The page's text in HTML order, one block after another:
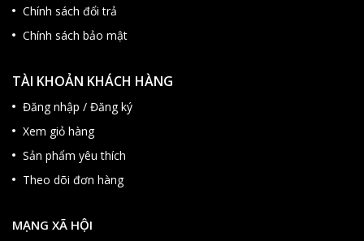
Chính sách đổi trả
Chính sách bảo mật
TÀI KHOẢN KHÁCH HÀNG
Đăng nhập / Đăng ký
Xem giỏ hàng
Sản phẩm yêu thích
Theo dõi đơn hàng
MẠNG XÃ HỘI